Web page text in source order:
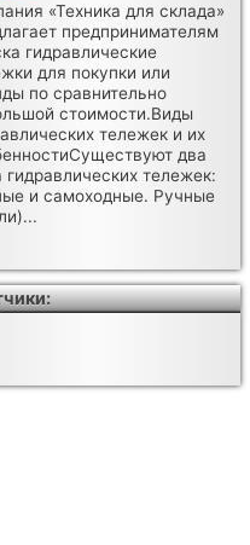
«Техника для склада»
предпринимателям
гидравлические
для покупки или
по сравнительно
стоимости.Виды
тележек и их
два
гидравлических тележек:
и самоходные. Ручные